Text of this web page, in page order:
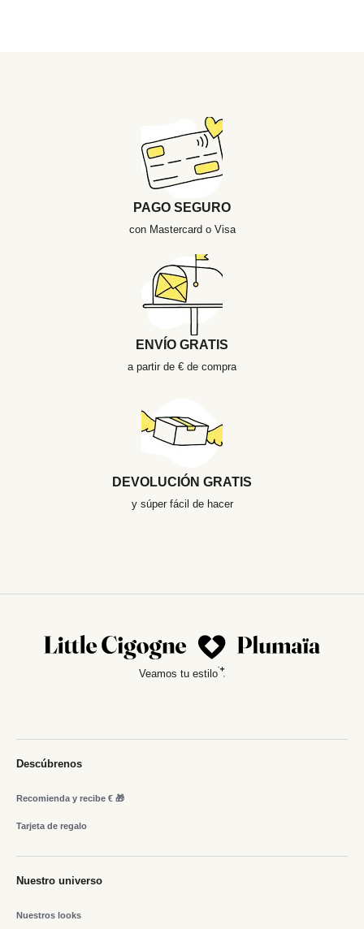
PAGO SEGURO
con Mastercard o Visa
ENVÍO GRATIS
a partir de € de compra
DEVOLUCIÓN GRATIS
y súper fácil de hacer
Veamos tu estilo
Descúbrenos
Recomienda y recibe € 🎁
Tarjeta de regalo
Nuestro universo
Nuestros looks